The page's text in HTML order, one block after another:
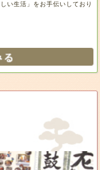
い生活」をお手伝いしており